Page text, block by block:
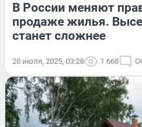
В России меняют
продаже жилья.
станет сложнее
20 июля, 2025, 03:28 1 668